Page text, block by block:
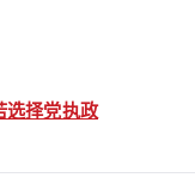
选择党执政